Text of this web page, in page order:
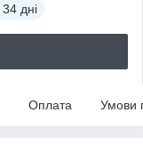
34 дні
Оплата Умови